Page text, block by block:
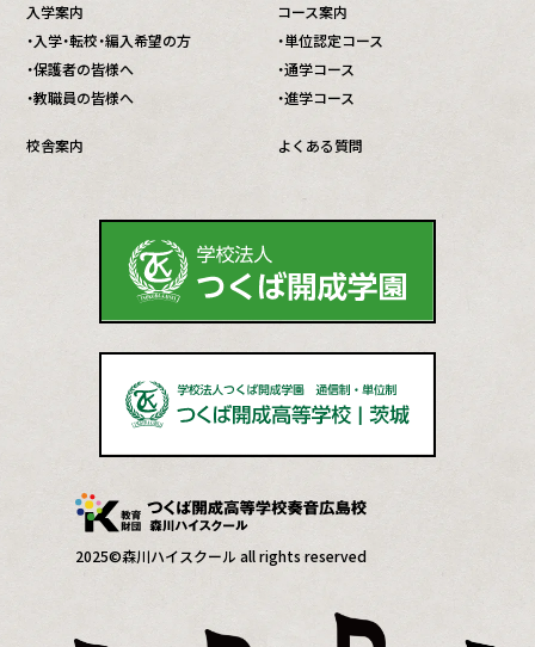
入学案内
・入学・転校・編入希望の方
・保護者の皆様へ
・教職員の皆様へ
コース案内
・単位認定コース
・通学コース
・進学コース
校舎案内 よくある質問
2025©森川ハイスクール all rights reserved